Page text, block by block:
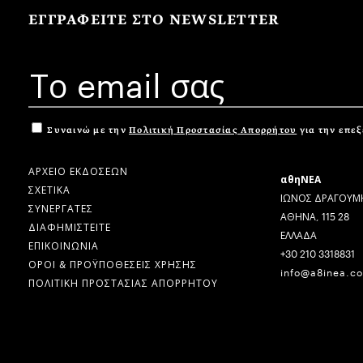
ΕΓΓΡΑΦΕΙΤΕ ΣΤΟ NEWSLETTER
Συναινώ με την Πολιτική Προστασίας Απορρήτου για την
ΑΡΧΕΙΟ ΕΚΔΟΣΕΩΝ
ΣΧΕΤΙΚΑ
ΣΥΝΕΡΓΑΤΕΣ
ΔΙΑΦΗΜΙΣΤΕΙΤΕ
ΕΠΙΚΟΙΝΩΝΙΑ
ΟΡΟΙ & ΠΡΟΫΠΟΘΕΣΕΙΣ ΧΡΗΣΗΣ
ΠΟΛΙΤΙΚΗ ΠΡΟΣΤΑΣΙΑΣ ΑΠΟΡΡΗΤΟΥ
αθηΝΕΑ
ΙΩΝΟΣ
ΑΘΗΝΑ, 115 28
ΕΛΛΑΔΑ
+30 210 3318831